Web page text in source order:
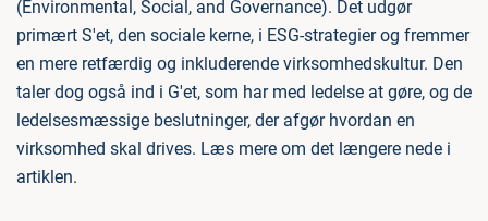
(Environmental, Social, and Governance). Det udgør
primært S'et, den sociale kerne, i ESG-strategier og fremmer
en mere retfærdig og inkluderende virksomhedskultur. Den
taler dog også ind i G'et, som har med ledelse at gøre, og de
ledelsesmæssige beslutninger, der afgør hvordan en
virksomhed skal drives. Læs mere om det længere nede i
artiklen.